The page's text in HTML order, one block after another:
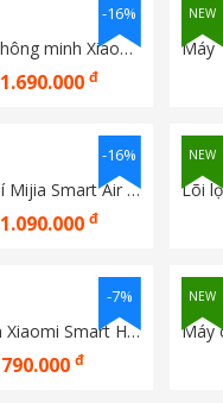
Máy tăm nước thông minh Xiaomi Mijia Pro MEO706
1.690.000 đ
-16% NEW
Lõi lọc không khí Mijia Smart Air Purifier 6 Filter BHR08O9GL
1.090.000 đ
-16% NEW
Máy Tạo Độ Ẩm Xiaomi Smart Humidifier 2 Lite EU BHR6605EU
790.000đ
-7% NEW